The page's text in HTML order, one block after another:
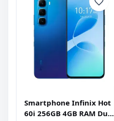
Smartphone Infinix Hot
60i 256GB 4GB RAM Dual